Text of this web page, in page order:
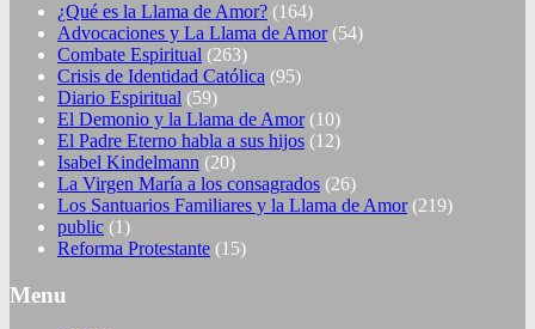
¿Qué es la Llama de Amor? (164)
Advocaciones y La Llama de Amor(54)
Combate Espiritual (263)
Crisis de Identidad Católica (95)
Diario Espiritual (59)
El Demonio y la Llama de Amor(10)
El Padre Eterno habla a sus hijos (12)
Isabel Kindelmann (20)
La Virgen María a los consagrados (26)
Los Santuarios Familiares y la Llama de Amor(219)
public (1)
Reforma Protestante (15)
Menu